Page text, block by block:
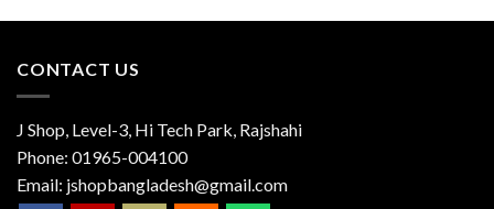
CONTACT US
J Shop, Level-3, Hi Tech Park, Rajshahi
Phone: 01965-004100
Email: jshopbangladesh@gmail.com